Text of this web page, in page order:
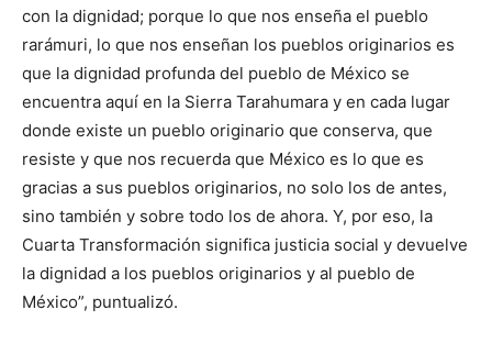
con la dignidad; porque lo que nos enseña el pueblo
rarámuri, lo que nos enseñan los pueblos originarios es
que la dignidad profunda del pueblo de México se
encuentra aquí en la Sierra Tarahumara y en cada lugar
donde existe un pueblo originario que conserva, que
resiste y que nos recuerda que México es lo que es
gracias a sus pueblos originarios, no solo los de antes,
sino también y sobre todo los de ahora. Y, por eso, la
Cuarta Transformación significa justicia social y devuelve
la dignidad a los pueblos originarios y al pueblo de
México”, puntualizó.